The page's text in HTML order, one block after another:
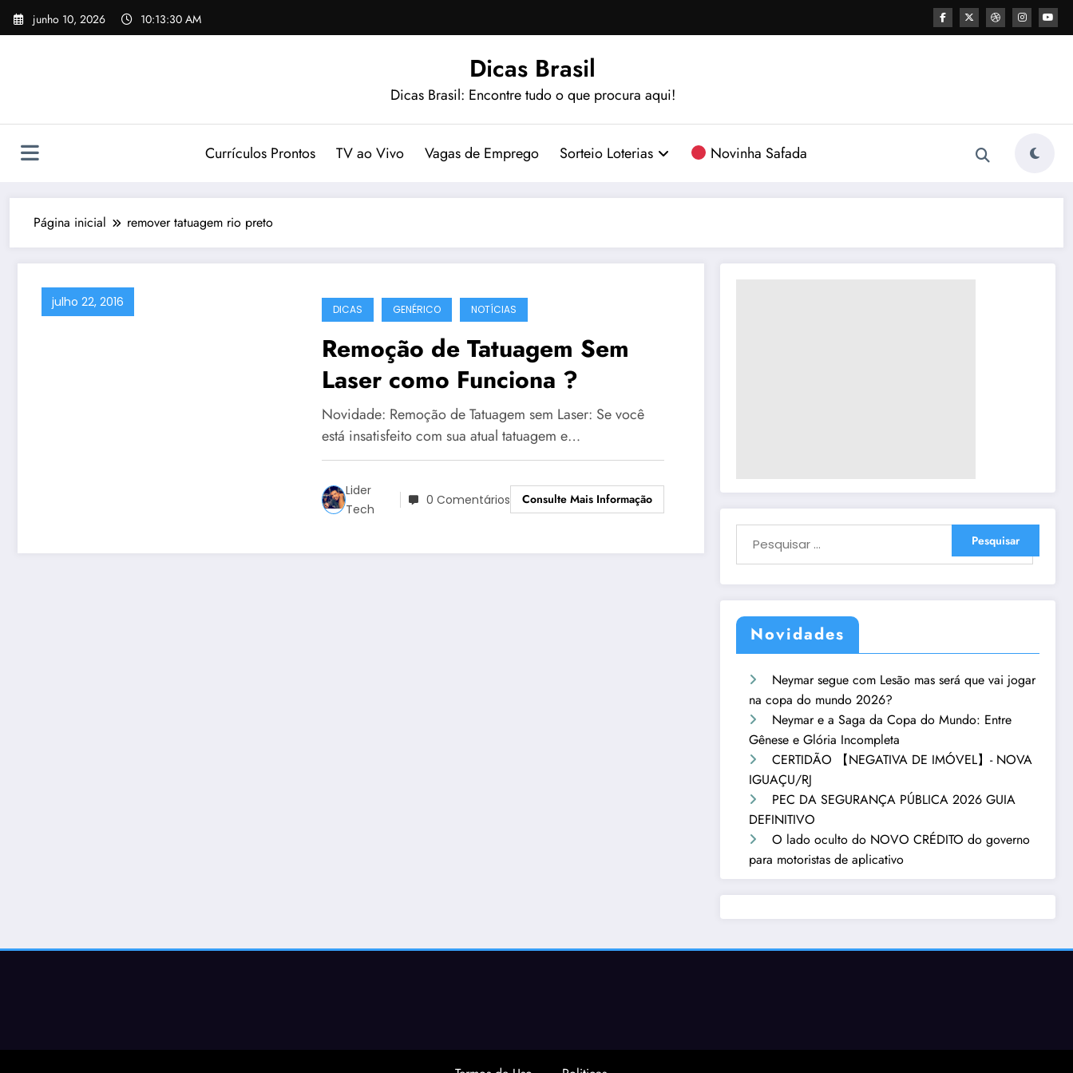
Pular
para
junho 10, 2026 10:13:30 AM
Dicas Brasil
Dicas Brasil: Encontre tudo o que procura aqui!
Currículos Prontos TV ao Vivo Vagas de Emprego Sorteio Loterias Novinha Safada
Página inicial remover tatuagem rio preto
julho 22, 2016 DICAS GENÉRICO NOTÍCIAS
Remoção de Tatuagem Sem
Laser como Funciona ?
Novidade: Remoção de Tatuagem sem Laser: Se você
está insatisfeito com sua atual tatuagem e…
Lider
Tech
0 Comentários Consulte Mais Informação
Novidades
Neymar segue com Lesão mas será que vai jogar
na copa do mundo 2026?
Neymar e a Saga da Copa do Mundo: Entre
Gênese e Glória Incompleta
CERTIDÃO 【NEGATIVA DE IMÓVEL】- NOVA
IGUAÇU/RJ
PEC DA SEGURANÇA PÚBLICA 2026 GUIA
DEFINITIVO
O lado oculto do NOVO CRÉDITO do governo
para motoristas de aplicativo